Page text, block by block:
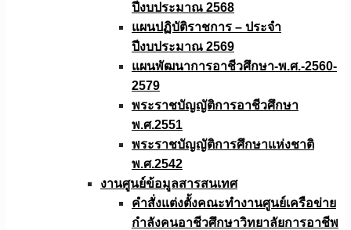
ปีงบประมาณ 2568
แผนปฏิบัติราชการ – ประจำ
ปีงบประมาณ 2569
แผนพัฒนาการอาชีวศึกษา-พ.ศ.-2560-
2579
พระราชบัญญัติการอาชีวศึกษา
พ.ศ.2551
พระราชบัญญัติการศึกษาแห่งชาติ
พ.ศ.2542
งานศูนย์ข้อมูลสารสนเทศ
คำสั่งแต่งตั้งคณะทำงานศูนย์เครือข่าย
กำลังคนอาชีวศึกษาวิทยาลัยการอาชีพ